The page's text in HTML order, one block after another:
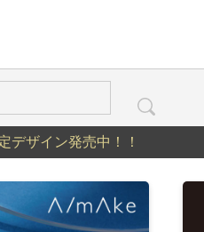
デザイン発売中！！